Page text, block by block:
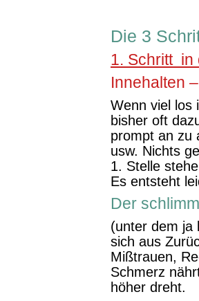
Die 3
1. Schritt in
Innehalten
Wenn viel los
bisher oft
prompt an zu
usw. Nichts
1. Stelle
Es entsteht
Der
(unter dem ja
sich aus
Mißtrauen,
Schmerz
höher dreht.